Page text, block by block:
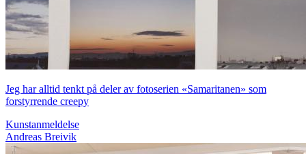
Jeg har alltid tenkt på deler av fotoserien «Samaritanen» som
forstyrrende creepy
Kunstanmeldelse
Andreas Breivik